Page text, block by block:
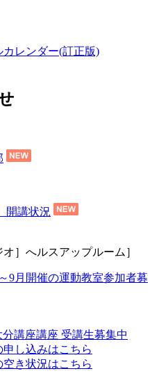
カレンダー(訂正版)
開講状況
］へルスアップルーム］
9月開催の運動教室参加者募